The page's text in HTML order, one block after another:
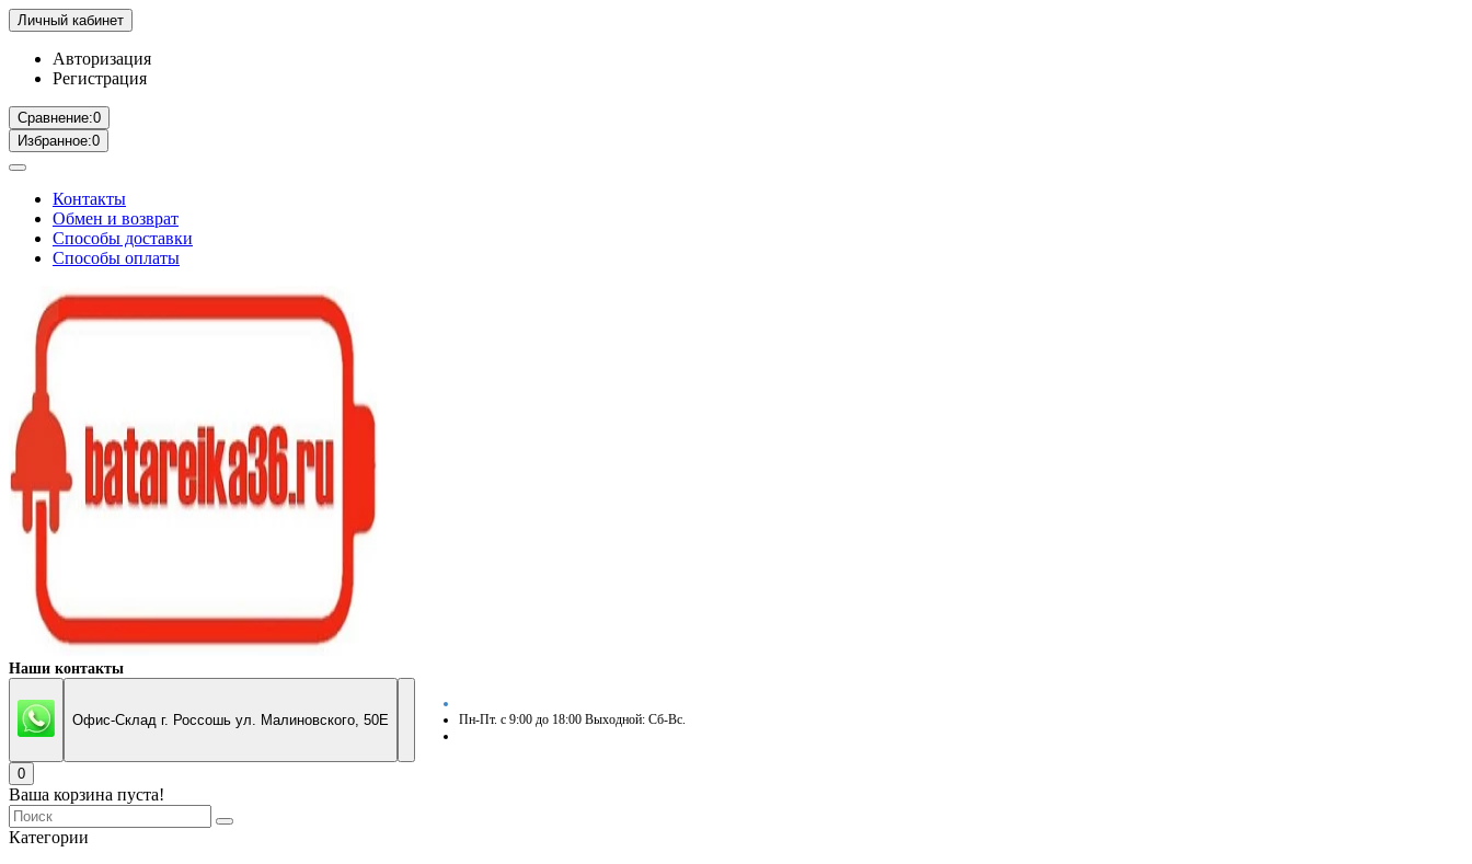
Личный кабинет
Авторизация
Регистрация
Сравнение:0
Избранное:0
Контакты
Обмен и возврат
Способы доставки
Способы оплаты
Наши контакты
Офис-Склад г. Россошь ул. Малиновского, 50Е Пн-Пт. с 9:00 до 18:00 Выходной: Сб-Вс.
0
Ваша корзина пуста!
Категории